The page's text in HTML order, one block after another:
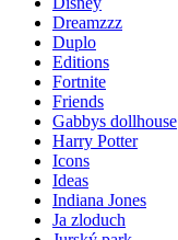
Dreamzzz
Duplo
Editions
Fortnite
Friends
Gabbys dollhouse
Harry Potter
Icons
Ideas
Indiana Jones
Ja zloduch